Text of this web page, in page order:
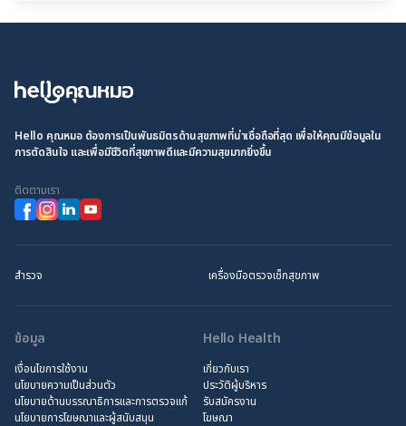
Hello คุณหมอ ต้องการเป็นพันธมิตรด้านสุขภาพที่น่าเชื่อถือที่สุด เพื่อให้คุณมีข้อมูลใน
การตัดสินใจ และเพื่อมีชีวิตที่สุขภาพดีและมีความสุขมากยิ่งขึ้น
ติดตามเรา
สำรวจ เครื่องมือตรวจเช็กสุขภาพ
ข้อมูล
เงื่อนไขการใช้งาน
นโยบายความเป็นส่วนตัว
นโยบายด้านบรรณาธิการและการตรวจแก้
นโยบายการโฆษณาและผู้สนับสนุน
Hello Health
เกี่ยวกับเรา
ประวัติผู้บริหาร
รับสมัครงาน
โฆษณา